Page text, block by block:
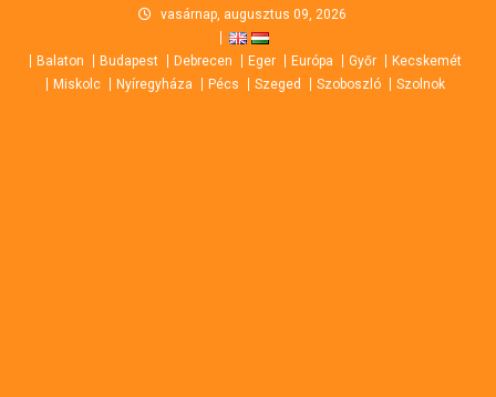
content
vasárnap, augusztus 09, 2026
Balaton Budapest Debrecen Eger Európa Győr
Kecskemét
Miskolc
Nyíregyháza Pécs Szeged Szoboszló Szolnok